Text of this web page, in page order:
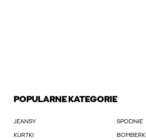
POPULARNE KATEGORIE
JEANSY SPODNIE
KURTKI BOMBERKI